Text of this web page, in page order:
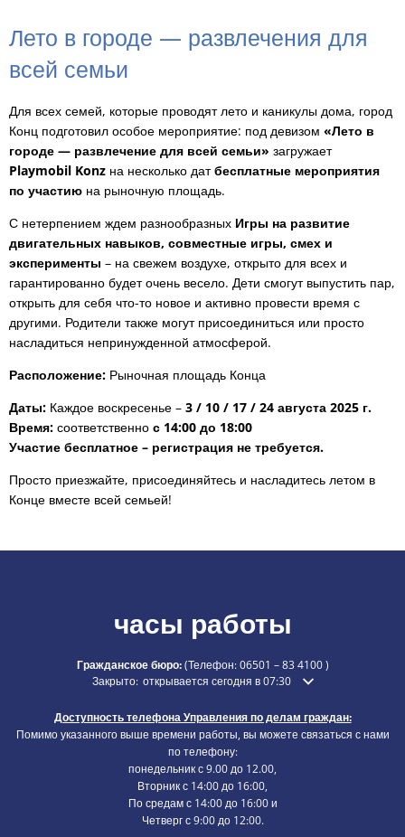
Лето в городе — развлечения для
всей семьи
Для всех семей, которые проводят лето и каникулы дома, город
Конц подготовил особое мероприятие: под девизом «Лето в
городе — развлечение для всей семьи» загружает
Playmobil Konz на несколько датбесплатные мероприятия
по участию на рыночную площадь.
С нетерпением ждем разнообразных Игры на развитие
двигательных навыков, совместные игры, смех и
эксперименты – на свежем воздухе, открыто для всех и
гарантированно будет очень весело. Дети смогут выпустить пар,
открыть для себя что-то новое и активно провести время с
другими. Родители также могут присоединиться или просто
насладиться непринужденной атмосферой.
Расположение: Рыночная площадь Конца
Даты: Каждое воскресенье – 3 / 10 / 17 / 24 августа 2025 г.
Время: соответственно с 14:00 до 18:00
Участие бесплатное – регистрация не требуется.
Просто приезжайте, присоединяйтесь и насладитесь летом в
Конце вместе всей семьей!
часы работы
Гражданское бюро:(Телефон:06501 – 83 4100)
Нажмите, чтобы скрыть дополнительное время открытия
Закрыто: открывается сегодня в 07:30
Доступность телефона Управления по делам граждан:
Помимо указанного выше времени работы, вы можете связаться с нами
по телефону:
понедельник с 9.00 до 12.00,
Вторник с 14:00 до 16:00,
По средам с 14:00 до 16:00 и
Четверг с 9:00 до 12:00.